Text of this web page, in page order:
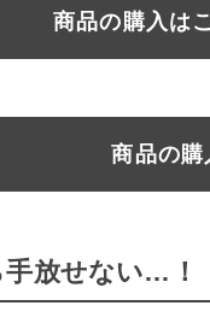
商品の購入は
商品の
放せない…！